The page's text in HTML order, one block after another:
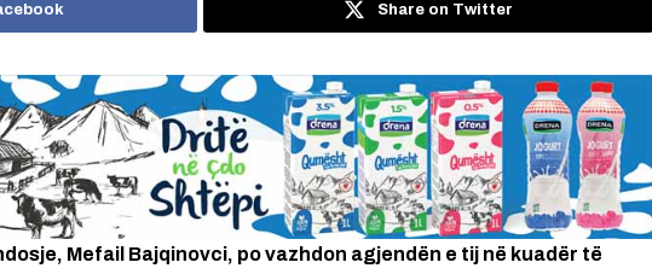
Share on Twitter
Mefail Bajqinovci, po vazhdon agjendën e tij në kuadër të